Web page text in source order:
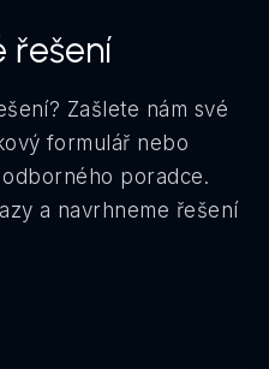
řešení
Zašlete nám své
formulář nebo
poradce.
a navrhneme řešení